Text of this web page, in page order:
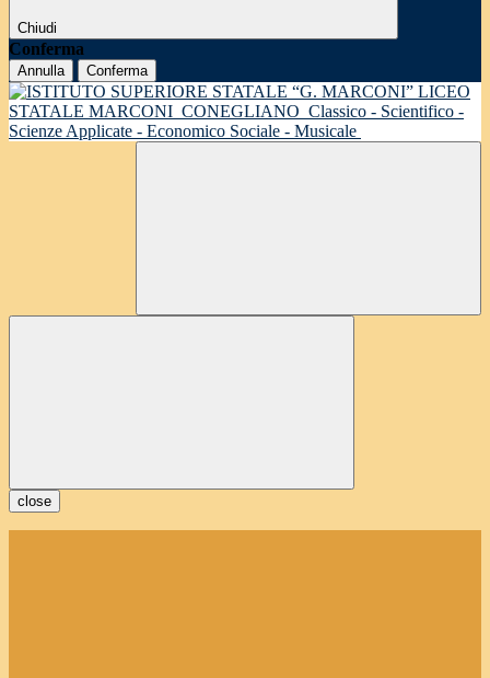
Chiudi
Conferma
Annulla Conferma
LICEO
STATALE MARCONI CONEGLIANO Classico - Scientifico -
Scienze Applicate - Economico Sociale - Musicale
close